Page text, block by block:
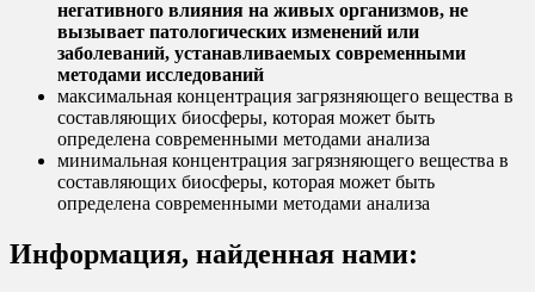
негативного влияния на живых организмов, не
вызывает патологических изменений или
заболеваний, устанавливаемых современными
методами исследований
максимальная концентрация загрязняющего вещества в
составляющих биосферы, которая может быть
определена современными методами анализа
минимальная концентрация загрязняющего вещества в
составляющих биосферы, которая может быть
определена современными методами анализа
Информация, найденная нами: